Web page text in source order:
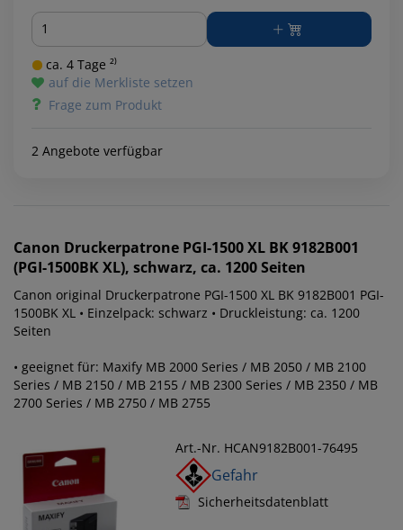
Menge
ca. 4 Tage ²⁾
auf die Merkliste setzen
Frage zum Produkt
2 Angebote verfügbar
Canon Druckerpatrone PGI-1500 XL BK 9182B001
(PGI-1500BK XL), schwarz, ca. 1200 Seiten
Canon original Druckerpatrone PGI-1500 XL BK 9182B001 PGI-
1500BK XL • Einzelpack: schwarz • Druckleistung: ca. 1200
Seiten
• geeignet für: Maxify MB 2000 Series / MB 2050 / MB 2100
Series / MB 2150 / MB 2155 / MB 2300 Series / MB 2350 / MB
2700 Series / MB 2750 / MB 2755
Art.-Nr. HCAN9182B001-76495
Gefahr
Sicherheitsdatenblatt